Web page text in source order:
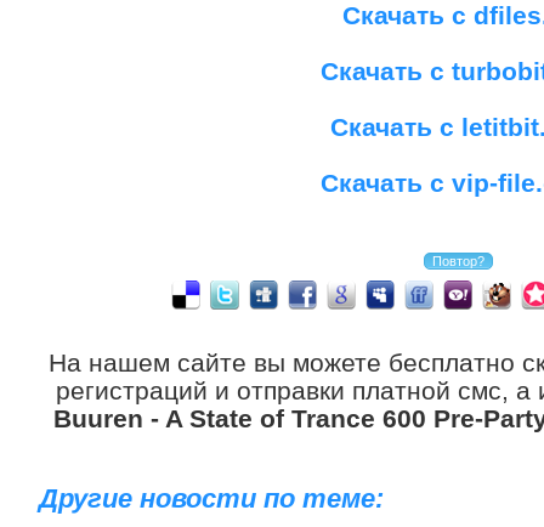
Скачать с
Скачать с
Скачать с
Скачать с vip-
На нашем сайте вы можете бесплатно
регистраций и отправки платной смс,
Buuren - A State of Trance 600 Pre-
Другие новости по теме: